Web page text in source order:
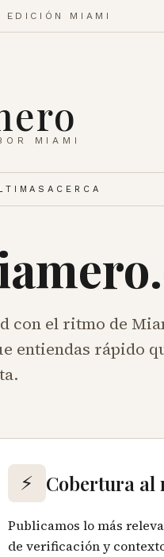
EDICIÓN MIAMI
MIAMI
ACERCA
con el ritmo de
entiendas rápido
⚡ Cobertura al
Publicamos lo más
de verificación y